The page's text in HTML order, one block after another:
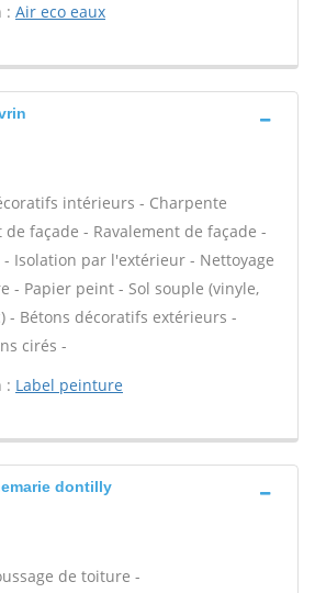
: Air eco eaux
intérieurs - Charpente
façade - Ravalement de façade -
Isolation par l'extérieur - Nettoyage
- Papier peint - Sol souple (vinyle,
- Bétons décoratifs extérieurs -
cirés -
: Label peinture
dontilly
de toiture -